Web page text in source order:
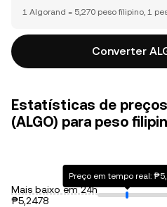
1 Algorand = 5,270 peso filipino, 1
Converter
Estatísticas de
(ALGO) para peso
Mais baixo em 24h
₱5,2478
Preço em tempo real: